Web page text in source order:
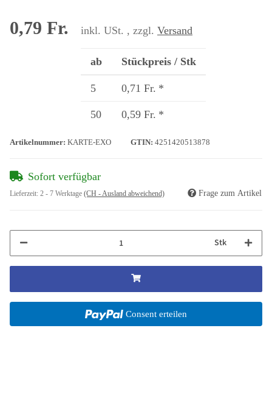
0,79 Fr. inkl. USt. , zzgl. Versand
ab Stückpreis / Stk
5 0,71 Fr. *
50 0,59 Fr. *
Artikelnummer: KARTE-EXO GTIN: 4251420513878
Sofort verfügbar
Lieferzeit: 2 - 7 Werktage (CH - Ausland abweichend) Frage zum Artikel
Stk
Consent erteilen